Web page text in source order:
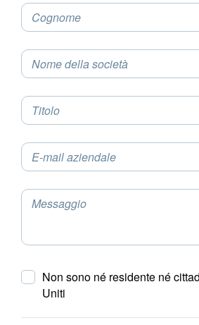
Cognome
Nome della società
Titolo
E-mail aziendale
Messaggio
Non sono né residente né
Uniti